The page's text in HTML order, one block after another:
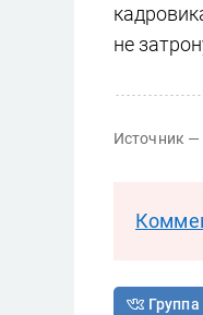
не
Источник —